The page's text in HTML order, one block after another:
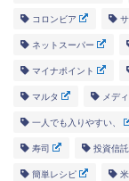
コロンビア
ネットスーパー
マイナポイント
マルタ メデ
一人でも入りやすい、
寿司 投資信託
簡単レシピ